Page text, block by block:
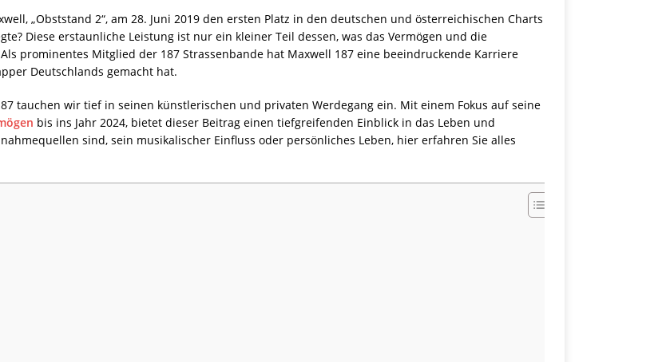
„Obststand 2“, am 28. Juni 2019 den ersten Platz in den deutschen und österreichischen Charts
Diese erstaunliche Leistung ist nur ein kleiner Teil dessen, was das Vermögen und die
prominentes Mitglied der 187 Strassenbande hat Maxwell 187 eine beeindruckende Karriere
Deutschlands gemacht hat.
tauchen wir tief in seinen künstlerischen und privaten Werdegang ein. Mit einem Fokus auf seine
bis ins Jahr 2024, bietet dieser Beitrag einen tiefgreifenden Einblick in das Leben und
sind, sein musikalischer Einfluss oder persönliches Leben, hier erfahren Sie alles